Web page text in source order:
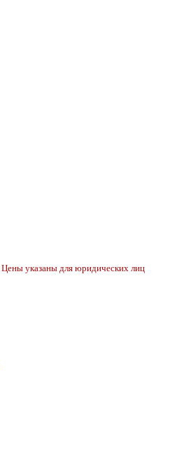
Цены указаны для юридических лиц